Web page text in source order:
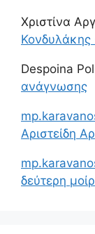
Χριστίνα
Κονδυλάκης
Despoina
ανάγνωσης
Αριστείδη
δεύτερη